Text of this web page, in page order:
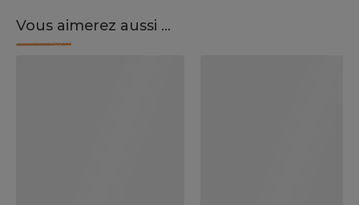
Vous aimerez aussi ...